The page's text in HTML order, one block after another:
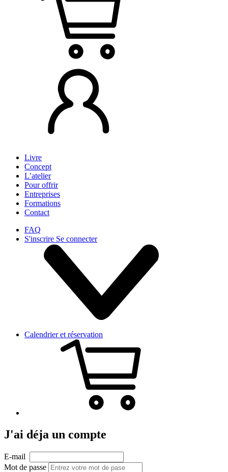
Livre
Concept
L’atelier
Pour offrir
Entreprises
Formations
Contact
FAQ
S'inscrire Se connecter
Calendrier et réservation
J'ai déja un compte
E-mail
Mot de passe